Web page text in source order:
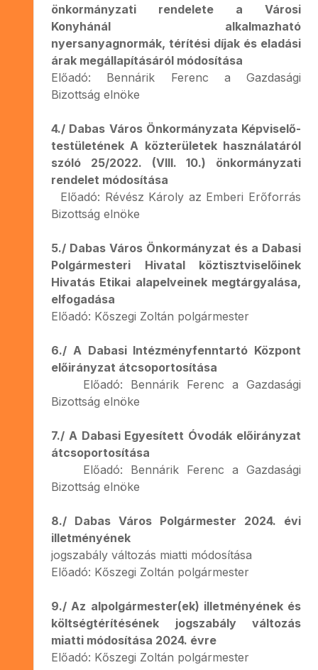
önkormányzati rendelete a Városi
Konyhánál alkalmazható
nyersanyagnormák, térítési díjak és eladási
árak megállapításáról módosítása
Előadó: Bennárik Ferenc a Gazdasági
Bizottság elnöke
4./ Dabas Város Önkormányzata Képviselő-
testületének A közterületek használatáról
szóló 25/2022. (VIII. 10.) önkormányzati
rendelet módosítása
Előadó: Révész Károly az Emberi Erőforrás
Bizottság elnöke
5./ Dabas Város Önkormányzat és a Dabasi
Polgármesteri Hivatal köztisztviselőinek
Hivatás Etikai alapelveinek megtárgyalása,
elfogadása
Előadó: Kőszegi Zoltán polgármester
6./ A Dabasi Intézményfenntartó Központ
előirányzat átcsoportosítása
Előadó: Bennárik Ferenc a Gazdasági
Bizottság elnöke
7./ A Dabasi Egyesített Óvodák előirányzat
átcsoportosítása
Előadó: Bennárik Ferenc a Gazdasági
Bizottság elnöke
8./ Dabas Város Polgármester 2024. évi
illetményének
jogszabály változás miatti módosítása
Előadó: Kőszegi Zoltán polgármester
9./ Az alpolgármester(ek) illetményének és
költségtérítésének jogszabály változás
miatti módosítása 2024. évre
Előadó: Kőszegi Zoltán polgármester